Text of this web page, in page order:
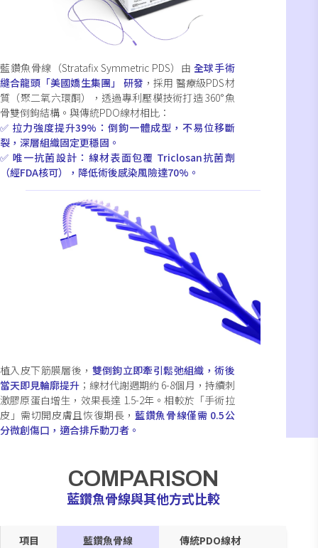
藍鑽魚骨線（Stratafix Symmetric PDS）由 全球手術
縫合龍頭「美國嬌生集團」 研發 ，採用 醫療級PDS材
質（聚二氧六環酮），透過專利壓模技術打造 360°魚
骨雙倒鉤結構。與傳統PDO線材相比：
✅ 拉力強度提升39%：倒鉤一體成型，不易位移斷
裂，深層組織固定更穩固。
✅ 唯一抗菌設計：線材表面包覆 Triclosan抗菌劑
（經FDA核可），降低術後感染風險達70%。
植入皮下筋膜層後， 雙倒鉤立即牽引鬆弛組織，術後
當天即見輪廓提升 ；線材代謝週期約 6-8個月，持續刺
激膠原蛋白增生，效果長達 1.5-2年。相較於「手術拉
皮」需切開皮膚且恢復期長，藍鑽魚骨線僅需 0.5公
分微創傷口，適合排斥動刀者。
COMPARISON
藍鑽魚骨線與其他方式比較
項目 藍鑽魚骨線 傳統PDO線材